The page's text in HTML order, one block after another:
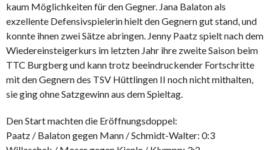
kaum Möglichkeiten für den Gegner. Jana Balaton als
exzellente Defensivspielerin hielt den Gegnern gut stand, und
konnte ihnen zwei Sätze abringen. Jenny Paatz spielt nach dem
Wiedereinsteigerkurs im letzten Jahr ihre zweite Saison beim
TTC Burgberg und kann trotz beeindruckender Fortschritte
mit den Gegnern des TSV Hüttlingen II noch nicht mithalten,
sie ging ohne Satzgewinn aus dem Spieltag.
Den Start machten die Eröffnungsdoppel:
Paatz / Balaton gegen Mann / Schmidt-Walter: 0:3